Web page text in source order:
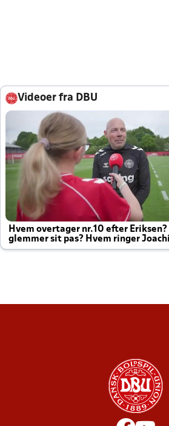
Videoer fra DBU
Hvem overtager nr.10 efter Eriksen?
glemmer sit pas? Hvem ringer
altid til efter kampe?